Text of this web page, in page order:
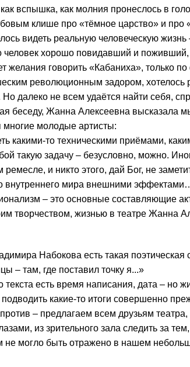
вспышка, как молния пронеслось в
клише про «тёмное царство» и про
видеть реальную человеческую
человек хорошо повидавший и
желания говорить «Кабаниха», только
революционным задором, хотелось
далеко не всем удаётся найти себя,
беседу, Жанна Алексеевна высказала
многие молодые артисты:
какими-то техническими приёмами,
такую задачу – безусловно, можно.
ремесле, и никто этого, дай Бог, не
внутреннего мира внешними
– это основные составляющие
творчеством, жизнью в театре Жанна
Набокова есть такая поэтическая
– там, где поставил точку я...»
текста есть время написания, дата – но
подводить какие-то итоги совершенно
– предлагаем всем друзьям
из зрительного зала следить за
не могло быть отражено в нашем